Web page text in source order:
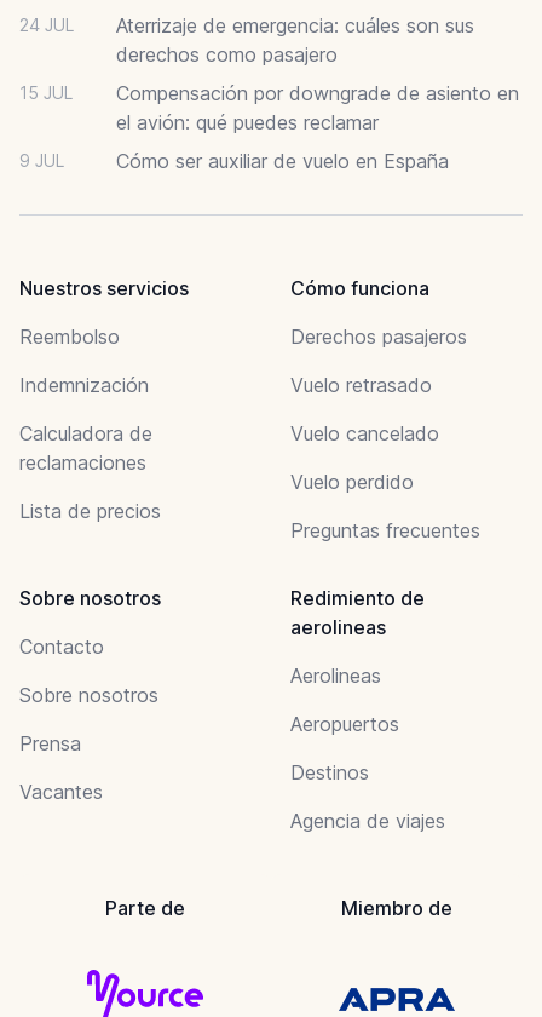
24 JUL
Aterrizaje de emergencia: cuáles son sus
derechos como pasajero
15 JUL
Compensación por downgrade de asiento en
el avión: qué puedes reclamar
9 JUL Cómo ser auxiliar de vuelo en España
Nuestros servicios
Reembolso
Indemnización
Calculadora de
reclamaciones
Lista de precios
Cómo funciona
Derechos pasajeros
Vuelo retrasado
Vuelo cancelado
Vuelo perdido
Preguntas frecuentes
Sobre nosotros
Contacto
Sobre nosotros
Prensa
Vacantes
Redimiento de
aerolineas
Aerolineas
Aeropuertos
Destinos
Agencia de viajes
Parte de Miembro de